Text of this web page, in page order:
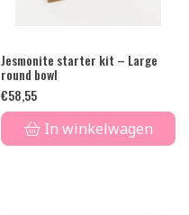
Jesmonite starter kit – Large
round bowl
€58,55
In winkelwagen